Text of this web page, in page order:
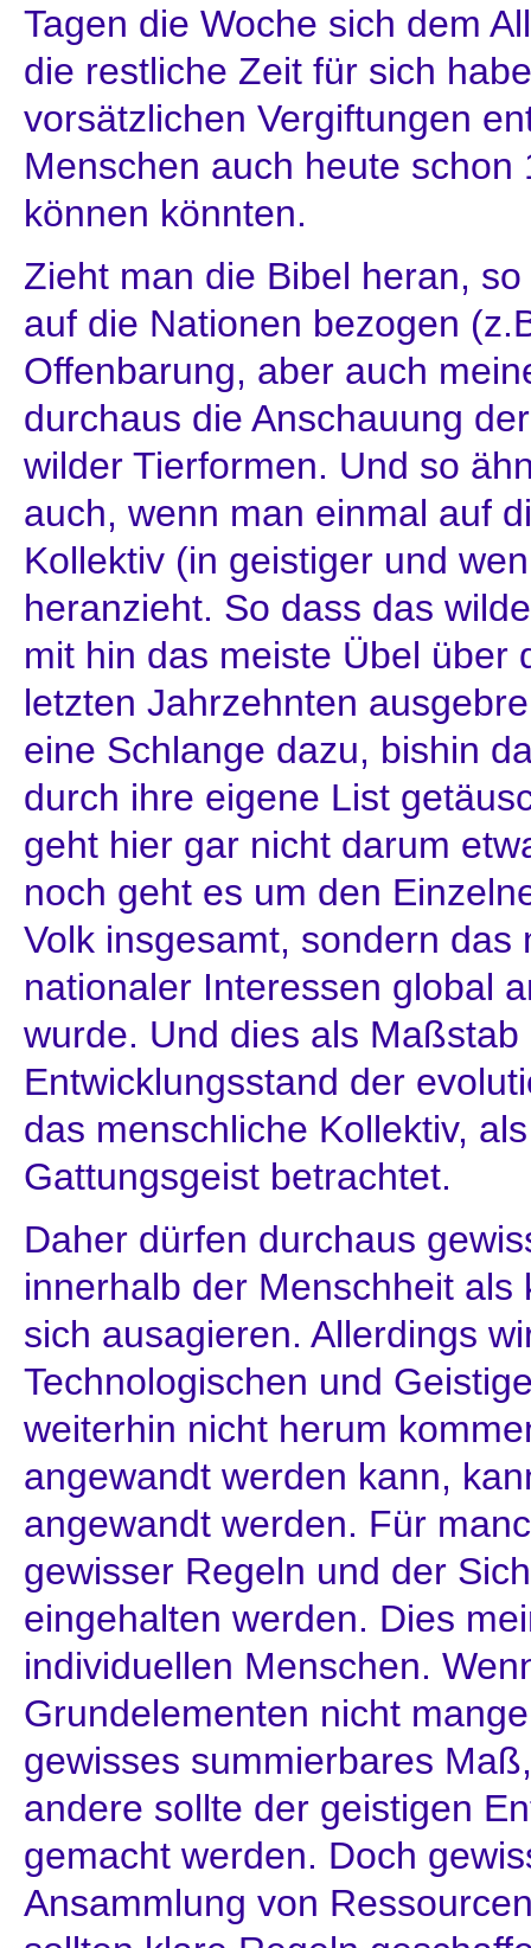
Tagen die Woche sich dem
die restliche Zeit für sich
vorsätzlichen Vergiftungen
Menschen auch heute
können könnten.
Zieht man die Bibel heran,
auf die Nationen bezogen
Offenbarung, aber auch
durchaus die Anschauung
wilder Tierformen. Und so
auch, wenn man einmal auf
Kollektiv (in geistiger und
heranzieht. So dass das
mit hin das meiste Übel über
letzten Jahrzehnten
eine Schlange dazu, bishin
durch ihre eigene List
geht hier gar nicht darum
noch geht es um den
Volk insgesamt, sondern das
nationaler Interessen global
wurde. Und dies als
Entwicklungsstand der
das menschliche Kollektiv,
Gattungsgeist betrachtet.
Daher dürfen durchaus
innerhalb der Menschheit
sich ausagieren. Allerdings
Technologischen und
weiterhin nicht herum
angewandt werden kann,
angewandt werden. Für
gewisser Regeln und der
eingehalten werden. Dies
individuellen Menschen.
Grundelementen nicht
gewisses summierbares
andere sollte der geistigen
gemacht werden. Doch
Ansammlung von